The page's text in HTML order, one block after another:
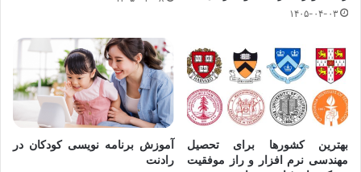
۱۴۰۵-۰۴-۰۳
بهترین کشورها برای تحصیل
مهندسی نرم‌ افزار و راز موفقیت
آموزش برنامه نویسی کودکان در
رادنت